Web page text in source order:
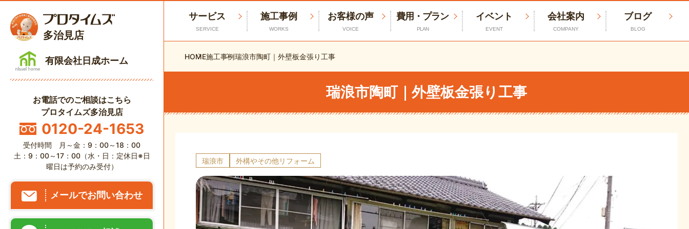
多治見店
有限会社日成ホーム
お電話でのご相談はこちら
プロタイムズ多治見店
0120-24-1653
受付時間 月～金：9：00～18：00
土：9：00～17：00（水・日：定休日※日
曜日は予約のみ受付）
メールでお問い合わせ
サービス
SERVICE
施工事例
WORKS
お客様の声
VOICE
費用・プラン
PLAN
イベント
EVENT
会社案内
COMPANY
ブログ
BLOG
HOME施工事例瑞浪市陶町｜外壁板金張り工事
瑞浪市陶町｜外壁板金張り工事
瑞浪市 外構やその他リフォーム